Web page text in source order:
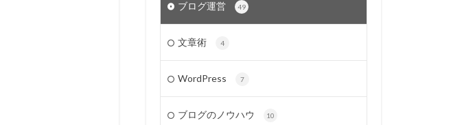
ブログ運営 49
文章術 4
WordPress 7
ブログのノウハウ 10